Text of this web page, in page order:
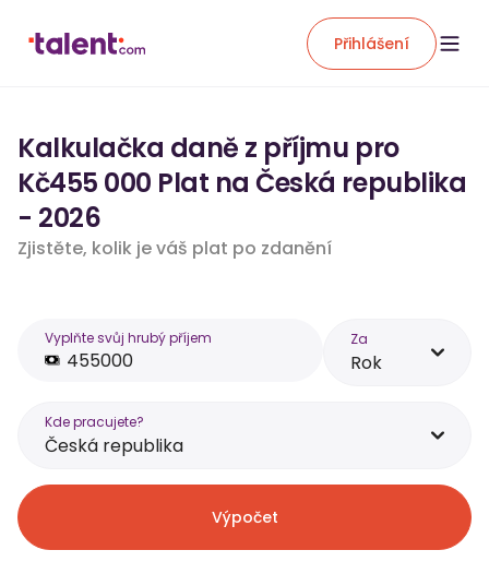
Přihlášení
Kalkulačka daně z příjmu pro
Kč455 000 Plat na Česká republika
- 2026
Zjistěte, kolik je váš plat po zdanění
Vyplňte svůj hrubý příjem Za
Rok
Kde pracujete?
Česká republika
Výpočet